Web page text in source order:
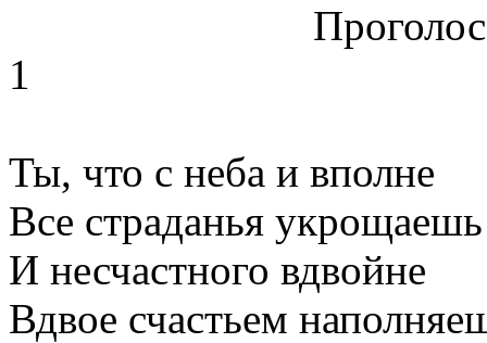
1
Ты, что с неба и вполне
Все страданья укрощаешь
И несчастного вдвойне
Вдвое счастьем